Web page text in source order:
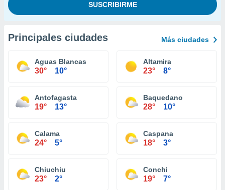
Principales ciudades Más ciudades
Aguas Blancas
30° 10°
Altamira
23° 8°
Antofagasta
19° 13°
Baquedano
28° 10°
Calama
24° 5°
Caspana
18° 3°
Chiuchiu
23° 2°
Conchi
19° 7°